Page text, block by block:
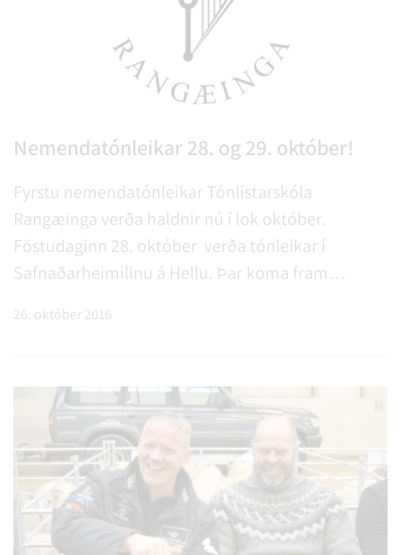
Nemendatónleikar 28. og 29. október!
Fyrstu nemendatónleikar Tónlistarskóla
Rangæinga verða haldnir nú í lok október.
Föstudaginn 28. október verða tónleikar í
Safnaðarheimilinu á Hellu. Þar koma fram
og fiðlunemendur Ülle Hahndorf. Tónleikarnir
26. október 2016